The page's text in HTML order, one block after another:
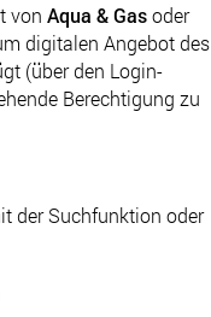
von Aqua & Gasoder
digitalen Angebot des
(über den Login-
Berechtigung zu
der Suchfunktion oder